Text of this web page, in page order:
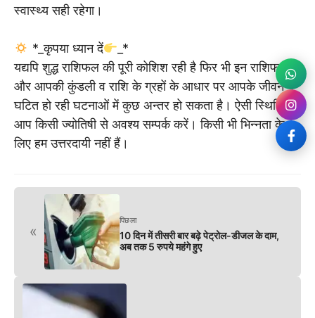
स्वास्थ्य सही रहेगा।
*_कृपया ध्यान दें
_*
यद्यपि शुद्ध राशिफल की पूरी कोशिश रही है फिर भी इन राशिफलों में
और आपकी कुंडली व राशि के ग्रहों के आधार पर आपके जीवन में
घटित हो रही घटनाओं में कुछ अन्तर हो सकता है। ऐसी स्थिति में
आप किसी ज्योतिषी से अवश्य सम्पर्क करें। किसी भी भिन्नता के
लिए हम उत्तरदायी नहीं हैं।
«
पिछला
10 दिन में तीसरी बार बढ़े पेट्रोल-डीजल के दाम,
अब तक 5 रुपये महंगे हुए